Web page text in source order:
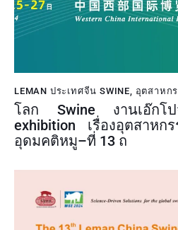
LEMAN ประเทศจีน SWINE, อุตสาหก
โลก Swine งานเอ๊ก
exhibition เรื่องอุตสาหก
อุดมคติหมู–ที่ 13 ถ